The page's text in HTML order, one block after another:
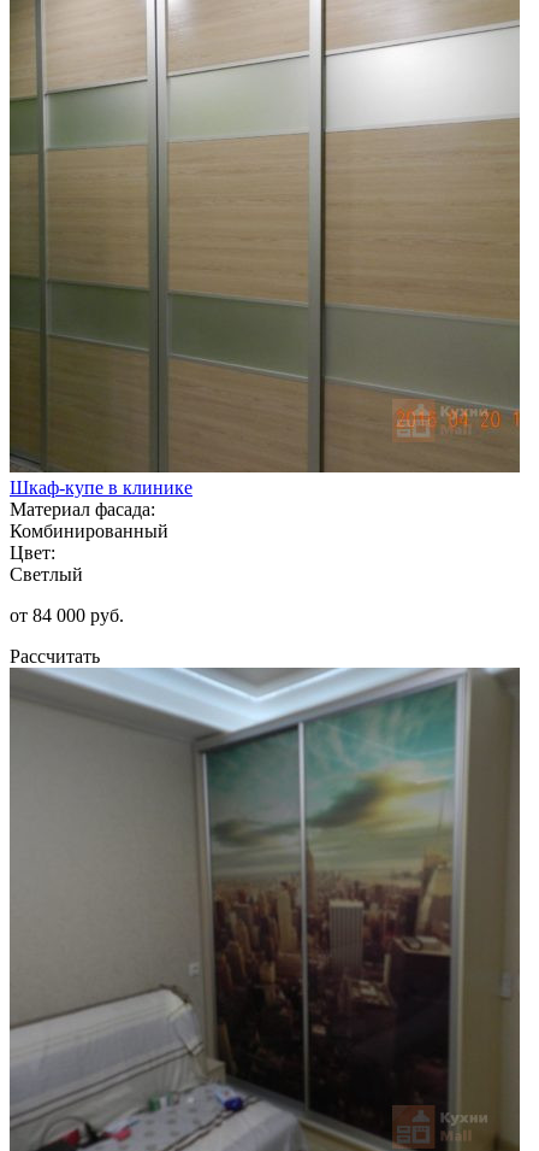
Шкаф-купе в клинике
Материал фасада:
Комбинированный
Цвет:
Светлый
от 84 000 руб.
Рассчитать